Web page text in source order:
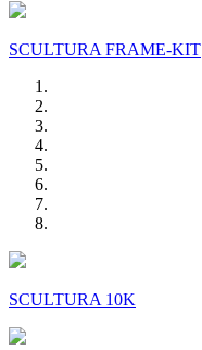
SCULTURA FRAME-KIT
SCULTURA 10K